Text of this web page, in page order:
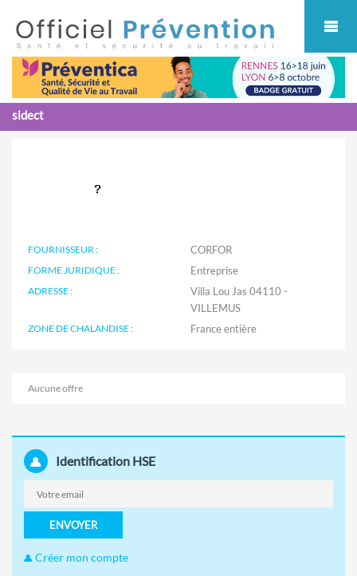
sidect
FOURNISSEUR : CORFOR
FORME JURIDIQUE : Entreprise
ADRESSE :
Villa Lou Jas 04110 -
VILLEMUS
ZONE DE CHALANDISE :
Aucune offre
Identification HSE
ENVOYER
Créer mon compte